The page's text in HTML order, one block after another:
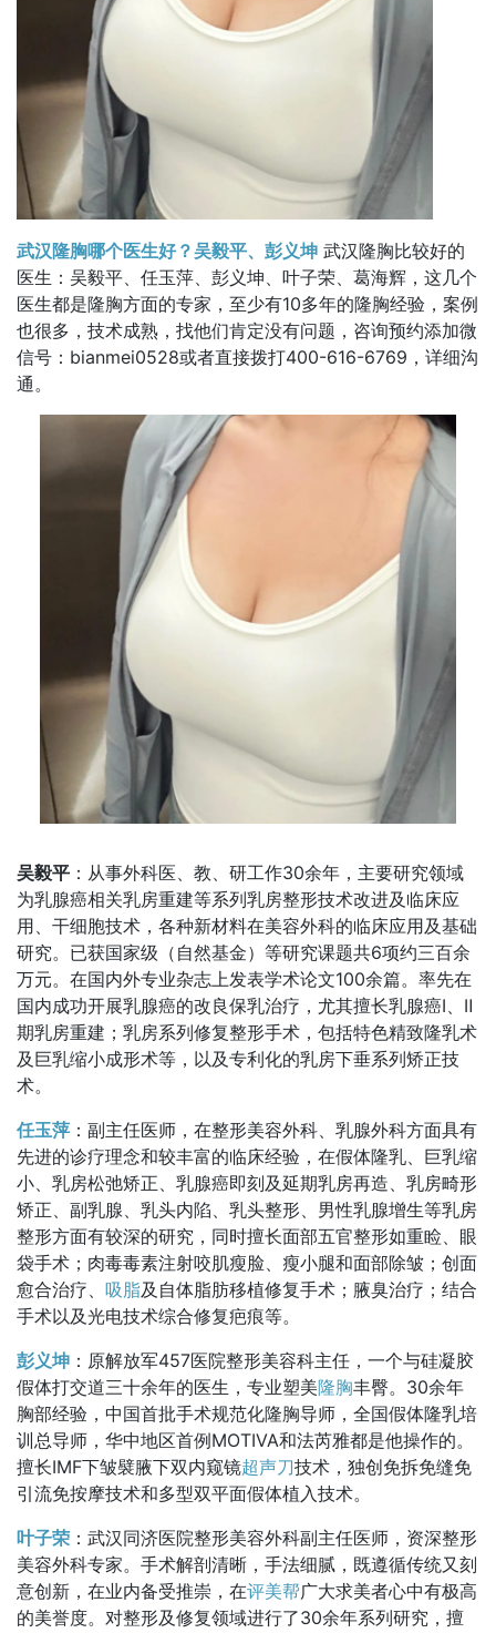
武汉隆胸哪个医生好？吴毅平、彭义坤 武汉隆胸比较好的
医生：吴毅平、任玉萍、彭义坤、叶子荣、葛海辉，这几个
医生都是隆胸方面的专家，至少有10多年的隆胸经验，案例
也很多，技术成熟，找他们肯定没有问题，咨询预约添加微
信号：bianmei0528或者直接拨打400-616-6769，详细沟
通。
吴毅平 ：从事外科医、教、研工作30余年，主要研究领域
为乳腺癌相关乳房重建等系列乳房整形技术改进及临床应
用、干细胞技术，各种新材料在美容外科的临床应用及基础
研究。已获国家级（自然基金）等研究课题共6项约三百余
万元。在国内外专业杂志上发表学术论文100余篇。率先在
国内成功开展乳腺癌的改良保乳治疗，尤其擅长乳腺癌Ⅰ、Ⅱ
期乳房重建；乳房系列修复整形手术，包括特色精致隆乳术
及巨乳缩小成形术等，以及专利化的乳房下垂系列矫正技
术。
任玉萍 ：副主任医师，在整形美容外科、乳腺外科方面具有
先进的诊疗理念和较丰富的临床经验，在假体隆乳、巨乳缩
小、乳房松弛矫正、乳腺癌即刻及延期乳房再造、乳房畸形
矫正、副乳腺、乳头内陷、乳头整形、男性乳腺增生等乳房
整形方面有较深的研究，同时擅长面部五官整形如重睑、眼
袋手术；肉毒毒素注射咬肌瘦脸、瘦小腿和面部除皱；创面
愈合治疗、 吸脂及自体脂肪移植修复手术；腋臭治疗；结合
手术以及光电技术综合修复疤痕等。
彭义坤 ：原解放军457医院整形美容科主任，一个与硅凝胶
假体打交道三十余年的医生，专业塑美隆胸丰臀。30余年
胸部经验，中国首批手术规范化隆胸导师，全国假体隆乳培
训总导师，华中地区首例MOTIVA和法芮雅都是他操作的。
擅长IMF下皱襞腋下双内窥镜超声刀技术，独创免拆免缝免
引流免按摩技术和多型双平面假体植入技术。
叶子荣 ：武汉同济医院整形美容外科副主任医师，资深整形
美容外科专家。手术解剖清晰，手法细腻，既遵循传统又刻
意创新，在业内备受推崇，在评美帮广大求美者心中有极高
的美誉度。对整形及修复领域进行了30余年系列研究，擅